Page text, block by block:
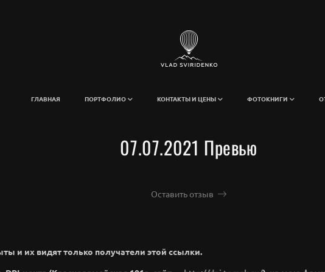
ГЛАВНАЯ ПОРТФОЛИО КОНТАКТЫ И ЦЕНЫ ФОТОКНИГИ
07.07.2021 Превью
Оставить отзыв
и их видят только получатели этой ссылки.